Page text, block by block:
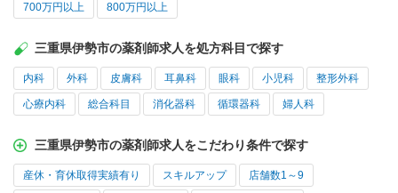
700万円以上 800万円以上
三重県伊勢市の薬剤師求人を処方科目で探す
内科 外科 皮膚科 耳鼻科 眼科 小児科 整形外科
心療内科 総合科目 消化器科 循環器科 婦人科
三重県伊勢市の薬剤師求人をこだわり条件で探す
産休・育休取得実績有り スキルアップ 店舗数1～9